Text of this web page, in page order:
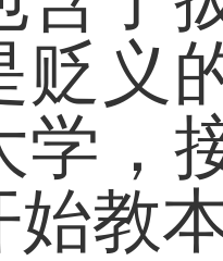
贬义
学，
始教